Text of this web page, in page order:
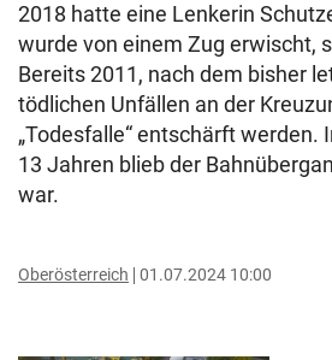
2018 hatte eine Lenkerin
wurde von einem Zug erwischt,
Bereits 2011, nach dem bisher
tödlichen Unfällen an der
„Todesfalle“ entschärft werden.
13 Jahren blieb der
war.
Oberösterreich 01.07.2024 10:00